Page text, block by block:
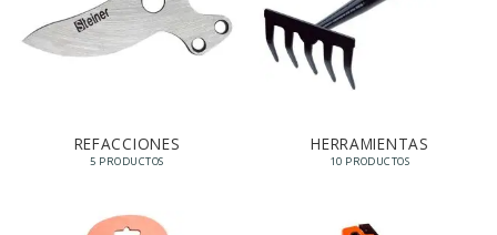
REFACCIONES
5 PRODUCTOS
HERRAMIENTAS
10 PRODUCTOS